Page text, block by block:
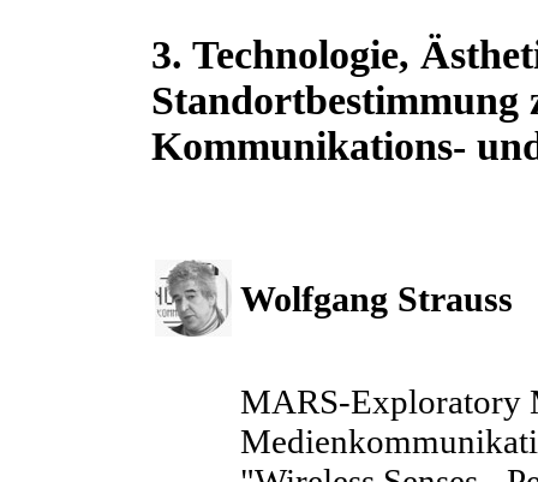
3. Technologie,
Standortbestimmung
Kommunikations-
Wolfgang Strauss
MARS-Exploratory